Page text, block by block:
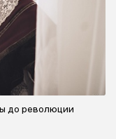
до революции